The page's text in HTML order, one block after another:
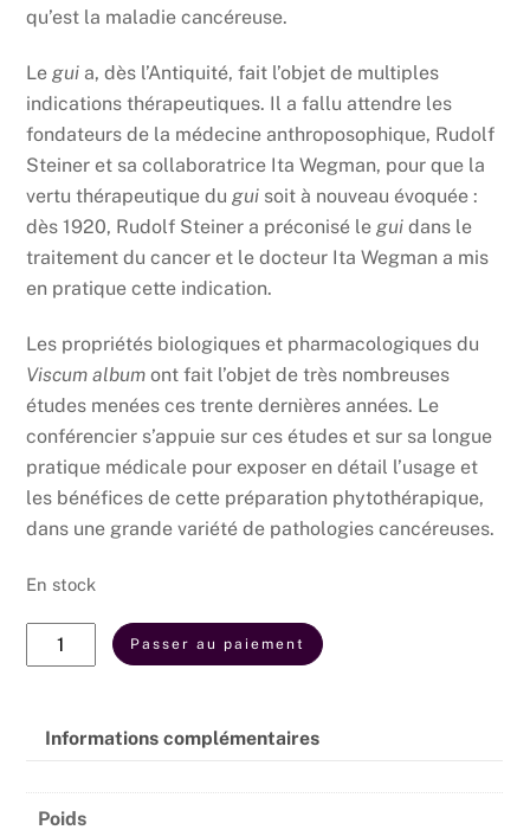
qu’est la maladie cancéreuse.
Legui a, dès l’Antiquité, fait l’objet de multiples
indications thérapeutiques. Il a fallu attendre les
fondateurs de la médecine anthroposophique, Rudolf
Steiner et sa collaboratrice Ita Wegman, pour que la
vertu thérapeutique dugui soit à nouveau évoquée :
dès 1920, Rudolf Steiner a préconisé le gui dans le
traitement du cancer et le docteur Ita Wegman a mis
en pratique cette indication.
Les propriétés biologiques et pharmacologiques du
Viscum album ont fait l’objet de très nombreuses
études menées ces trente dernières années. Le
conférencier s’appuie sur ces études et sur sa longue
pratique médicale pour exposer en détail l’usage et
les bénéfices de cette préparation phytothérapique,
dans une grande variété de pathologies cancéreuses.
En stock
quantité
de
album
cancer
Passer au paiement
Informations complémentaires
Poids